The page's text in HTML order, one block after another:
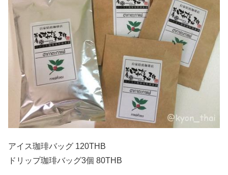
アイス珈琲バッグ 120THB
ドリップ珈琲バッグ3個 80THB